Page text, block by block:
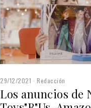
29/12/2021 Redacción
Los anuncios de